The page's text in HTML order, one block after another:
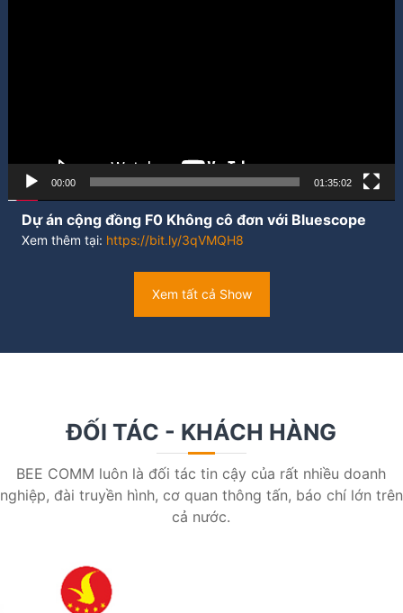
00:00 01:35:02
Dự án cộng đồng F0 Không cô đơn với Bluescope
Xem thêm tại: https://bit.ly/3qVMQH8
Xem tất cả Show
ĐỐI TÁC - KHÁCH HÀNG
BEE COMM luôn là đối tác tin cậy của rất nhiều doanh
nghiệp, đài truyền hình, cơ quan thông tấn, báo chí lớn trên
cả nước.